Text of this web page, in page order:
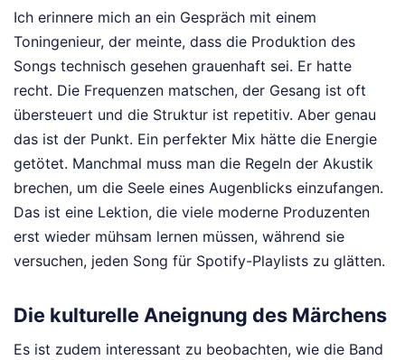
Ich erinnere mich an ein Gespräch mit einem
Toningenieur, der meinte, dass die Produktion des
Songs technisch gesehen grauenhaft sei. Er hatte
recht. Die Frequenzen matschen, der Gesang ist oft
übersteuert und die Struktur ist repetitiv. Aber genau
das ist der Punkt. Ein perfekter Mix hätte die Energie
getötet. Manchmal muss man die Regeln der Akustik
brechen, um die Seele eines Augenblicks einzufangen.
Das ist eine Lektion, die viele moderne Produzenten
erst wieder mühsam lernen müssen, während sie
versuchen, jeden Song für Spotify-Playlists zu glätten.
Die kulturelle Aneignung des Märchens
Es ist zudem interessant zu beobachten, wie die Band